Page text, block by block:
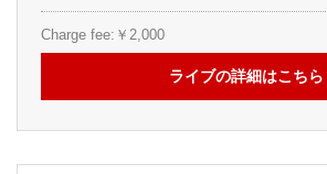
Charge fee:￥2,000
ライブの詳細はこちら